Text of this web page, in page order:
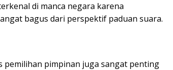
di manca negara karena
bagus dari perspektif paduan suara.
pemilihan pimpinan juga sangat penting